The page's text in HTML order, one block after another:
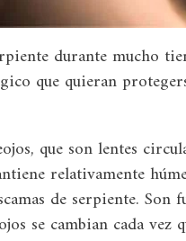
durante mucho
que quieran
que son lentes
relativamente
de serpiente.
se cambian cada